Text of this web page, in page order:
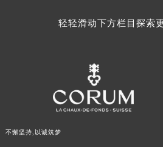
轻轻滑动下方栏目探索
不懈坚持,以诚筑梦